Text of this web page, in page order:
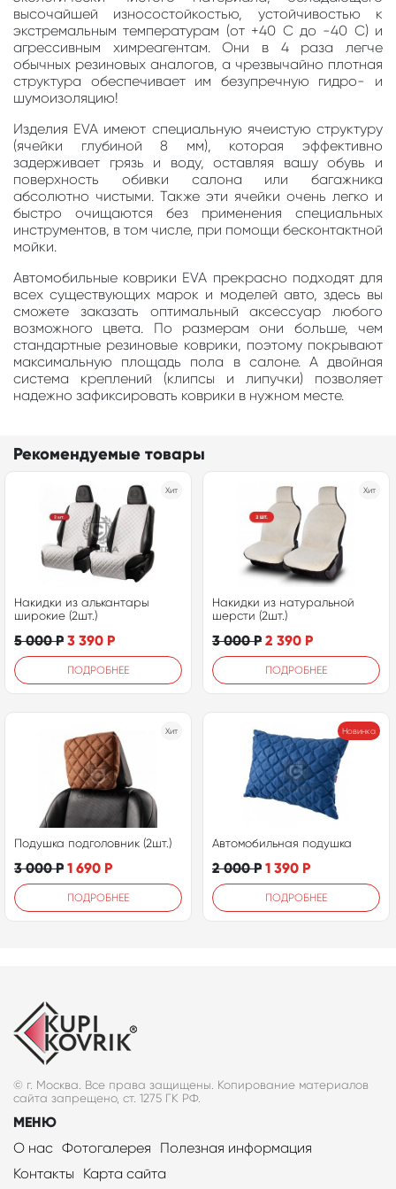
высочайшей износостойкостью, устойчивостью к
экстремальным температурам (от +40 С до -40 С) и
агрессивным химреагентам. Они в 4 раза легче
обычных резиновых аналогов, а чрезвычайно плотная
структура обеспечивает им безупречную гидро- и
шумоизоляцию!
Изделия EVA имеют специальную ячеистую структуру
(ячейки глубиной 8 мм), которая эффективно
задерживает грязь и воду, оставляя вашу обувь и
поверхность обивки салона или багажника
абсолютно чистыми. Также эти ячейки очень легко и
быстро очищаются без применения специальных
инструментов, в том числе, при помощи бесконтактной
мойки.
Автомобильные коврики EVA прекрасно подходят для
всех существующих марок и моделей авто, здесь вы
сможете заказать оптимальный аксессуар любого
возможного цвета. По размерам они больше, чем
стандартные резиновые коврики, поэтому покрывают
максимальную площадь пола в салоне. А двойная
система креплений (клипсы и липучки) позволяет
надежно зафиксировать коврики в нужном месте.
Рекомендуемые товары
Хит
Накидки из алькантары
широкие (2шт.)
5 000Р 3 390 Р
ПОДРОБНЕЕ
Хит
Накидки из натуральной
шерсти (2шт.)
3 000Р 2 390 Р
ПОДРОБНЕЕ
Хит
Подушка подголовник (2шт.)
3 000Р 1 690 Р
ПОДРОБНЕЕ
Новинка
Автомобильная подушка
2 000Р 1 390 Р
ПОДРОБНЕЕ
© г. Москва. Все права защищены. Копирование материалов
сайта запрещено, ст. 1275 ГК РФ.
МЕНЮ
О нас Фотогалерея
Полезная информация
Контакты
Карта сайта